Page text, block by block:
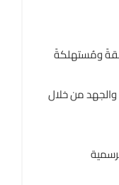
ومُستهلكةً